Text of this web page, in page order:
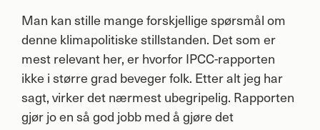
Man kan stille mange forskjellige spørsmål om
denne klimapolitiske stillstanden. Det som er
mest relevant her, er hvorforIPCC-rapporten
ikke i større grad beveger folk. Etter alt jeg har
sagt, virker det nærmest ubegripelig. Rapporten
gjør jo en så god jobb med å gjøre det